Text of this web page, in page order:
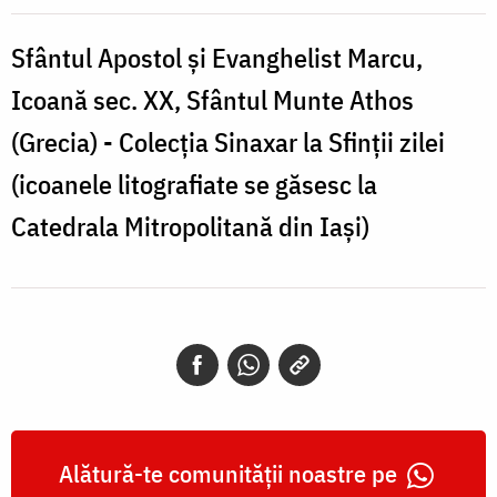
Evanghelist
Marcu
Icoană
sec.
XX,
Sfântul
Munte
Athos
Sinaxar
Sfântul Apostol și Evanghelist Marcu,
Icoană sec. XX, Sfântul Munte Athos
(Grecia) - Colecția Sinaxar la Sfinții zilei
(icoanele litografiate se găsesc la
Catedrala Mitropolitană din Iași)
Alătură-te comunității noastre pe